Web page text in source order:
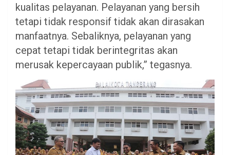
kualitas pelayanan. Pelayanan yang bersih
tetapi tidak responsif tidak akan dirasakan
manfaatnya. Sebaliknya, pelayanan yang
cepat tetapi tidak berintegritas akan
merusak kepercayaan publik,” tegasnya.